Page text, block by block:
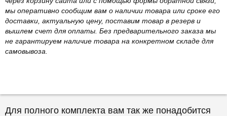
мы оперативно сообщим вам о наличии товара или сроке его
доставки, актуальную цену, поставим товар в резерв и
вышлем счет для оплаты. Без предварительного заказа мы
не гарантируем наличие товара на конкретном складе для
самовывоза.
Для полного комплекта вам так же понадобится